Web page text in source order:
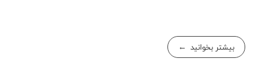
بیشتر بخوانید